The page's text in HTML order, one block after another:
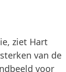
ziet Hart
van de
voor